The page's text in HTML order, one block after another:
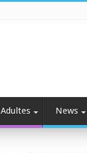
Adultes News